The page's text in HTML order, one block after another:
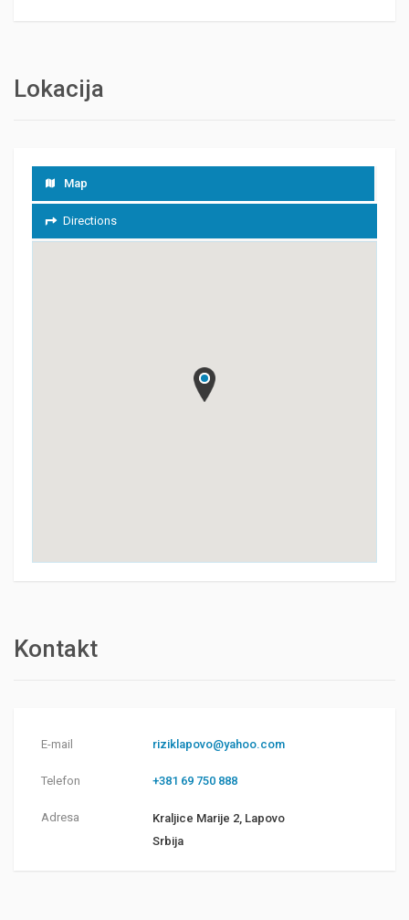
Lokacija
Map
Directions
Kontakt
E-mail riziklapovo@yahoo.com
Telefon +381 69 750 888
Adresa
Kraljice Marije 2, Lapovo
Srbija